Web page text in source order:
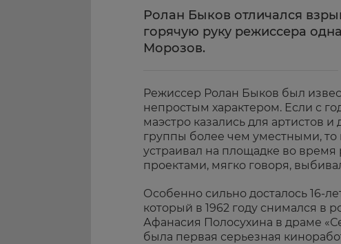
Ролан Быков отличался
горячую руку режиссера
Морозов.
Режиссер Ролан Быков был
непростым характером. Если с
маэстро казались для артистов
группы более чем уместными, то
устраивал на площадке во
проектами, мягко говоря,
Особенно сильно досталось 16-
который в 1962 году снимался в
Афанасия Полосухина в драме
была первая серьезная